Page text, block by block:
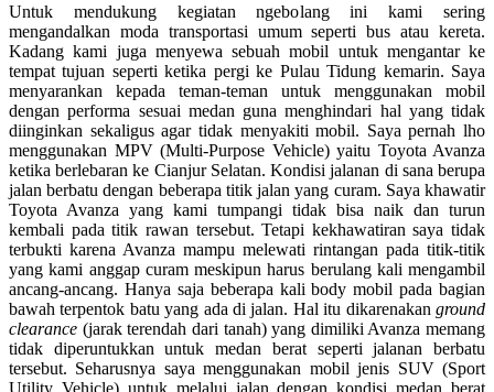
Untuk mendukung kegiatan ngebolang ini kami sering
mengandalkan moda transportasi umum seperti bus atau kereta.
Kadang kami juga menyewa sebuah mobil untuk mengantar ke
tempat tujuan seperti ketika pergi ke Pulau Tidung kemarin. Saya
menyarankan kepada teman-teman untuk menggunakan mobil
dengan performa sesuai medan guna menghindari hal yang tidak
diinginkan sekaligus agar tidak menyakiti mobil. Saya pernah lho
menggunakan MPV (Multi-Purpose Vehicle) yaitu Toyota Avanza
ketika berlebaran ke Cianjur Selatan. Kondisi jalanan di sana berupa
jalan berbatu dengan beberapa titik jalan yang curam. Saya khawatir
Toyota Avanza yang kami tumpangi tidak bisa naik dan turun
kembali pada titik rawan tersebut. Tetapi kekhawatiran saya tidak
terbukti karena Avanza mampu melewati rintangan pada titik-titik
yang kami anggap curam meskipun harus berulang kali mengambil
ancang-ancang. Hanya saja beberapa kali body mobil pada bagian
bawah terpentok batu yang ada di jalan. Hal itu dikarenakan ground
clearance (jarak terendah dari tanah) yang dimiliki Avanza memang
tidak diperuntukkan untuk medan berat seperti jalanan berbatu
tersebut. Seharusnya saya menggunakan mobil jenis SUV (Sport
Utility Vehicle) untuk melalui jalan dengan kondisi medan berat